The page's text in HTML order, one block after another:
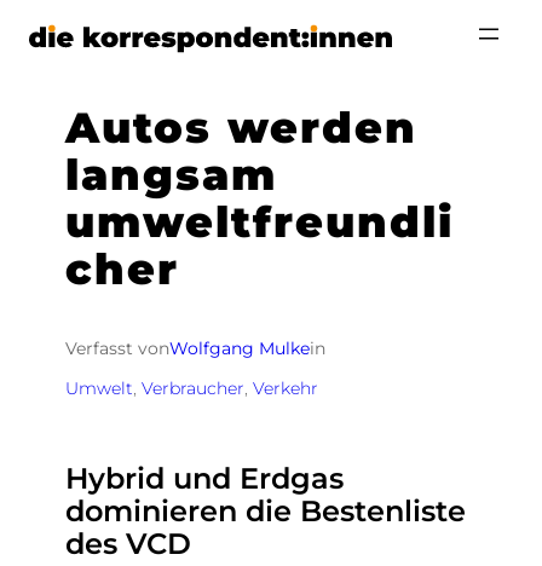
Zum
Autos werden
langsam
umweltfreundli
cher
Verfasst vonWolfgang Mulkein
Umwelt, Verbraucher, Verkehr
Hybrid und Erdgas
dominieren die Bestenliste
des VCD